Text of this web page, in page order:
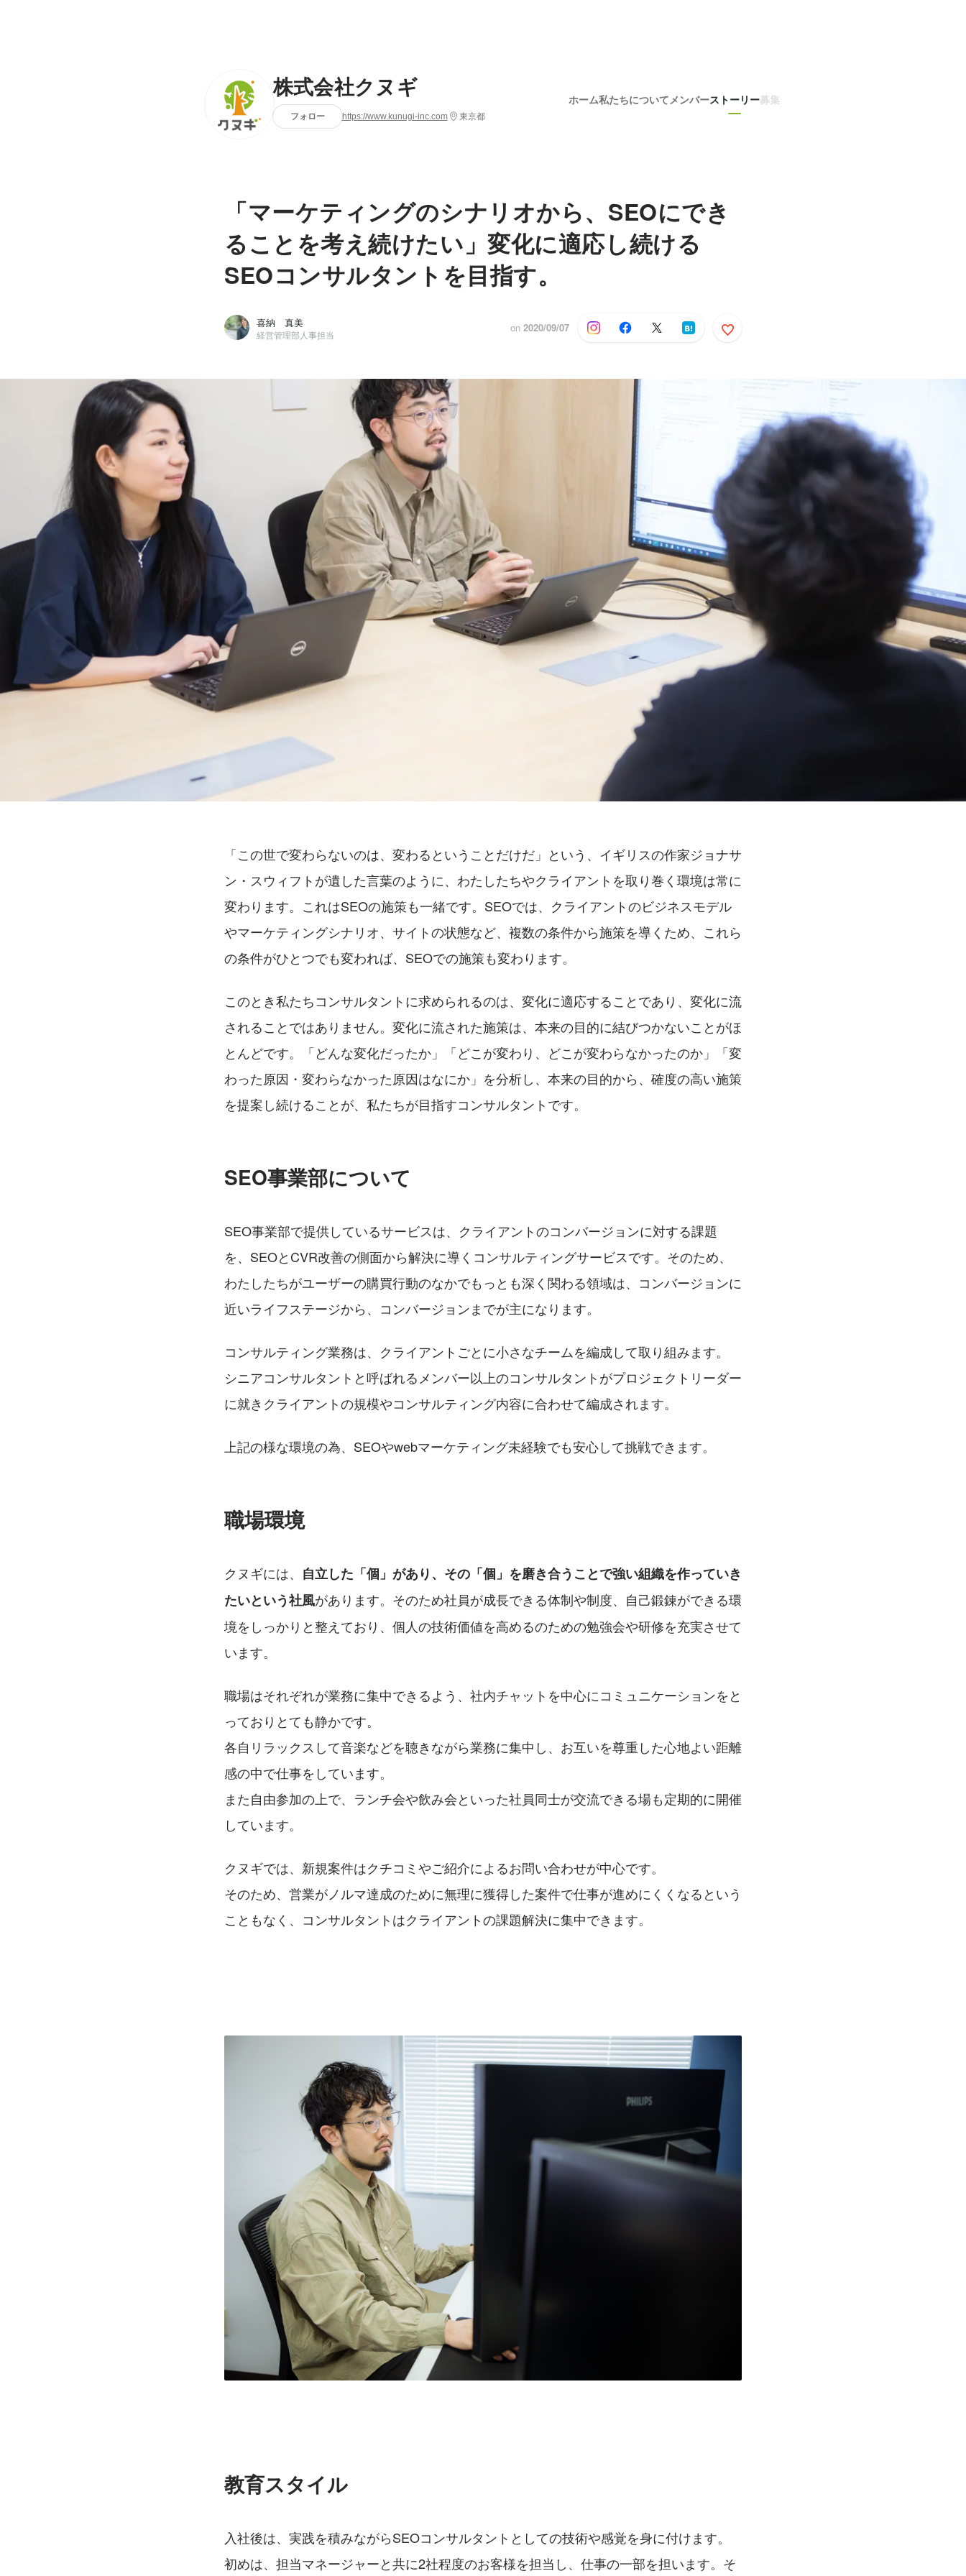
株式会社クヌギ
フォロー https://www.kunugi-inc.com 東京都
ホーム私たちについて メンバーストーリー募集
「マーケティングのシナリオから、SEOにでき
ることを考え続けたい」変化に適応し続ける
SEOコンサルタントを目指す。
喜納 真美
経営管理部人事担当
on 2020/09/07
「この世で変わらないのは、変わるということだけだ」という、イギリスの作家ジョナサ
ン・スウィフトが遺した言葉のように、わたしたちやクライアントを取り巻く環境は常に
変わります。これはSEOの施策も一緒です。SEOでは、クライアントのビジネスモデル
やマーケティングシナリオ、サイトの状態など、複数の条件から施策を導くため、これら
の条件がひとつでも変われば、SEOでの施策も変わります。
このとき私たちコンサルタントに求められるのは、変化に適応することであり、変化に流
されることではありません。変化に流された施策は、本来の目的に結びつかないことがほ
とんどです。「どんな変化だったか」「どこが変わり、どこが変わらなかったのか」「変
わった原因・変わらなかった原因はなにか」を分析し、本来の目的から、確度の高い施策
を提案し続けることが、私たちが目指すコンサルタントです。
SEO事業部について
SEO事業部で提供しているサービスは、クライアントのコンバージョンに対する課題
を、SEOとCVR改善の側面から解決に導くコンサルティングサービスです。そのため、
わたしたちがユーザーの購買行動のなかでもっとも深く関わる領域は、コンバージョンに
近いライフステージから、コンバージョンまでが主になります。
コンサルティング業務は、クライアントごとに小さなチームを編成して取り組みます。
シニアコンサルタントと呼ばれるメンバー以上のコンサルタントがプロジェクトリーダー
に就きクライアントの規模やコンサルティング内容に合わせて編成されます。
上記の様な環境の為、SEOやwebマーケティング未経験でも安心して挑戦できます。
職場環境
クヌギには、 自立した「個」があり、その「個」を磨き合うことで強い組織を作っていき
たいという社風があります。そのため社員が成長できる体制や制度、自己鍛錬ができる環
境をしっかりと整えており、個人の技術価値を高めるのための勉強会や研修を充実させて
います。
職場はそれぞれが業務に集中できるよう、社内チャットを中心にコミュニケーションをと
っておりとても静かです。
各自リラックスして音楽などを聴きながら業務に集中し、お互いを尊重した心地よい距離
感の中で仕事をしています。
また自由参加の上で、ランチ会や飲み会といった社員同士が交流できる場も定期的に開催
しています。
クヌギでは、新規案件はクチコミやご紹介によるお問い合わせが中心です。
そのため、営業がノルマ達成のために無理に獲得した案件で仕事が進めにくくなるという
こともなく、コンサルタントはクライアントの課題解決に集中できます。
教育スタイル
入社後は、実践を積みながらSEOコンサルタントとしての技術や感覚を身に付けます。
初めは、担当マネージャーと共に2社程度のお客様を担当し、仕事の一部を担います。そ
喜納 真美